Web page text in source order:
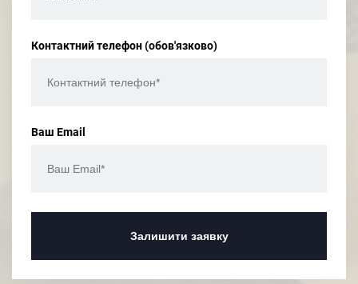
Контактний телефон (обов'язково)
Ваш Email
Залишити заявку